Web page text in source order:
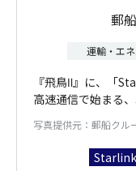
郵
運輸・エ
『飛鳥Ⅱ』に、「
高速通信で始まる
写真提供元：郵船クル